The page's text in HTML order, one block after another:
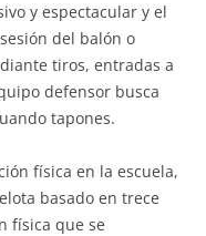
y espectacular y el
del balón o
tiros, entradas a
defensor busca
tapones.
física en la escuela,
basado en trece
física que se